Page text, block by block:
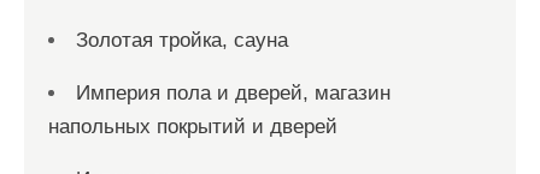
Золотая тройка, сауна
Империя пола и дверей, магазин
напольных покрытий и дверей